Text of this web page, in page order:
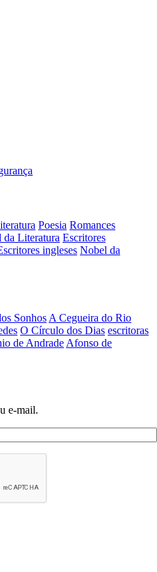
Poesia Romances
da Literatura Escritores
ingleses Nobel da
Sonhos A Cegueira do Rio
O Círculo dos Dias escritoras
de Andrade Afonso de
e-mail.